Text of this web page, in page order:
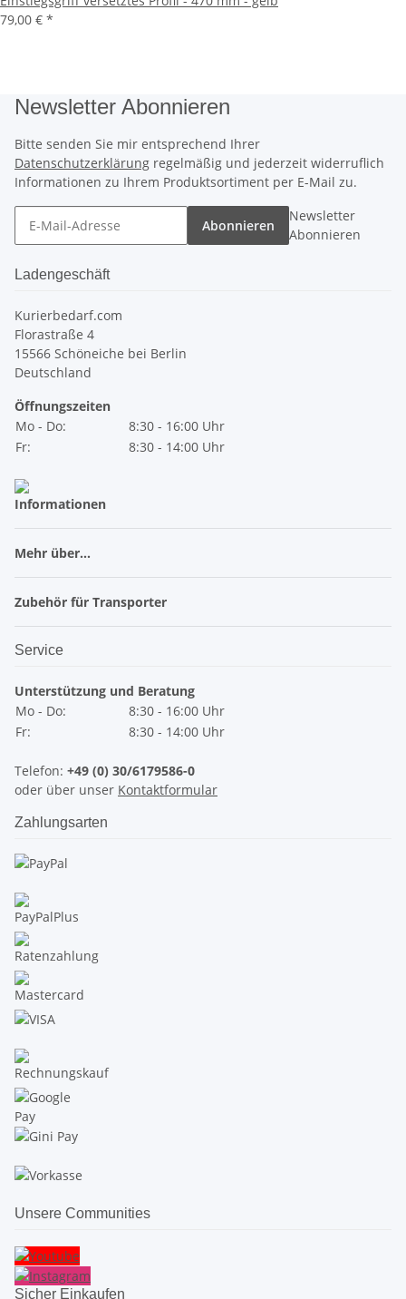
79,00 € *
Newsletter Abonnieren
Bitte senden Sie mir entsprechend Ihrer
Datenschutzerklärung regelmäßig und jederzeit widerruflich
Informationen zu Ihrem Produktsortiment per E-Mail zu.
Abonnieren
Newsletter
Abonnieren
Ladengeschäft
Kurierbedarf.com
Florastraße 4
15566 Schöneiche bei Berlin
Deutschland
Öffnungszeiten
Mo - Do:
8:30 - 16:00 Uhr
Fr:
8:30 - 14:00 Uhr
Informationen
Mehr über...
Zubehör für Transporter
Service
Unterstützung und Beratung
Mo - Do:
8:30 - 16:00 Uhr
Fr:
8:30 - 14:00 Uhr
Telefon: +49 (0) 30/6179586-0
oder über unser Kontaktformular
Zahlungsarten
Unsere Communities
Sicher Einkaufen